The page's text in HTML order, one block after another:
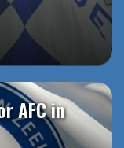
AFC in